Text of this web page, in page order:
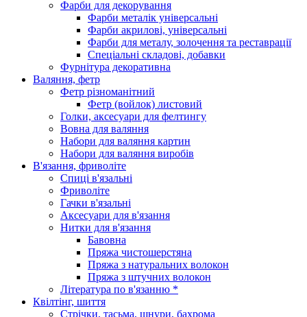
Фарби для декорування
Фарби металік універсальні
Фарби акрилові, універсальні
Фарби для металу, золочення та реставрації
Спеціальні складові, добавки
Фурнітура декоративна
Валяння, фетр
Фетр різноманітний
Фетр (войлок) листовий
Голки, аксесуари для фелтингу
Вовна для валяння
Набори для валяння картин
Набори для валяння виробів
В'язання, фриволіте
Спиці в'язальні
Фриволіте
Гачки в'язальні
Аксесуари для в'язання
Нитки для в'язання
Бавовна
Пряжа чистошерстяна
Пряжа з натуральних волокон
Пряжа з штучних волокон
Література по в'язанню *
Квілтінг, шиття
Стрічки, тасьма, шнури, бахрома